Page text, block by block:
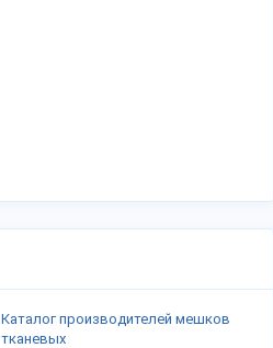
Каталог производителей мешков
тканевых